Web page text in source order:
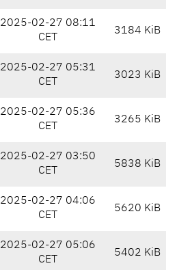
2025-02-27 08:11
CET
3184 KiB
2025-02-27 05:31
CET
3023 KiB
2025-02-27 05:36
CET
3265 KiB
2025-02-27 03:50
CET
5838 KiB
2025-02-27 04:06
CET
5620 KiB
2025-02-27 05:06
CET
5402 KiB